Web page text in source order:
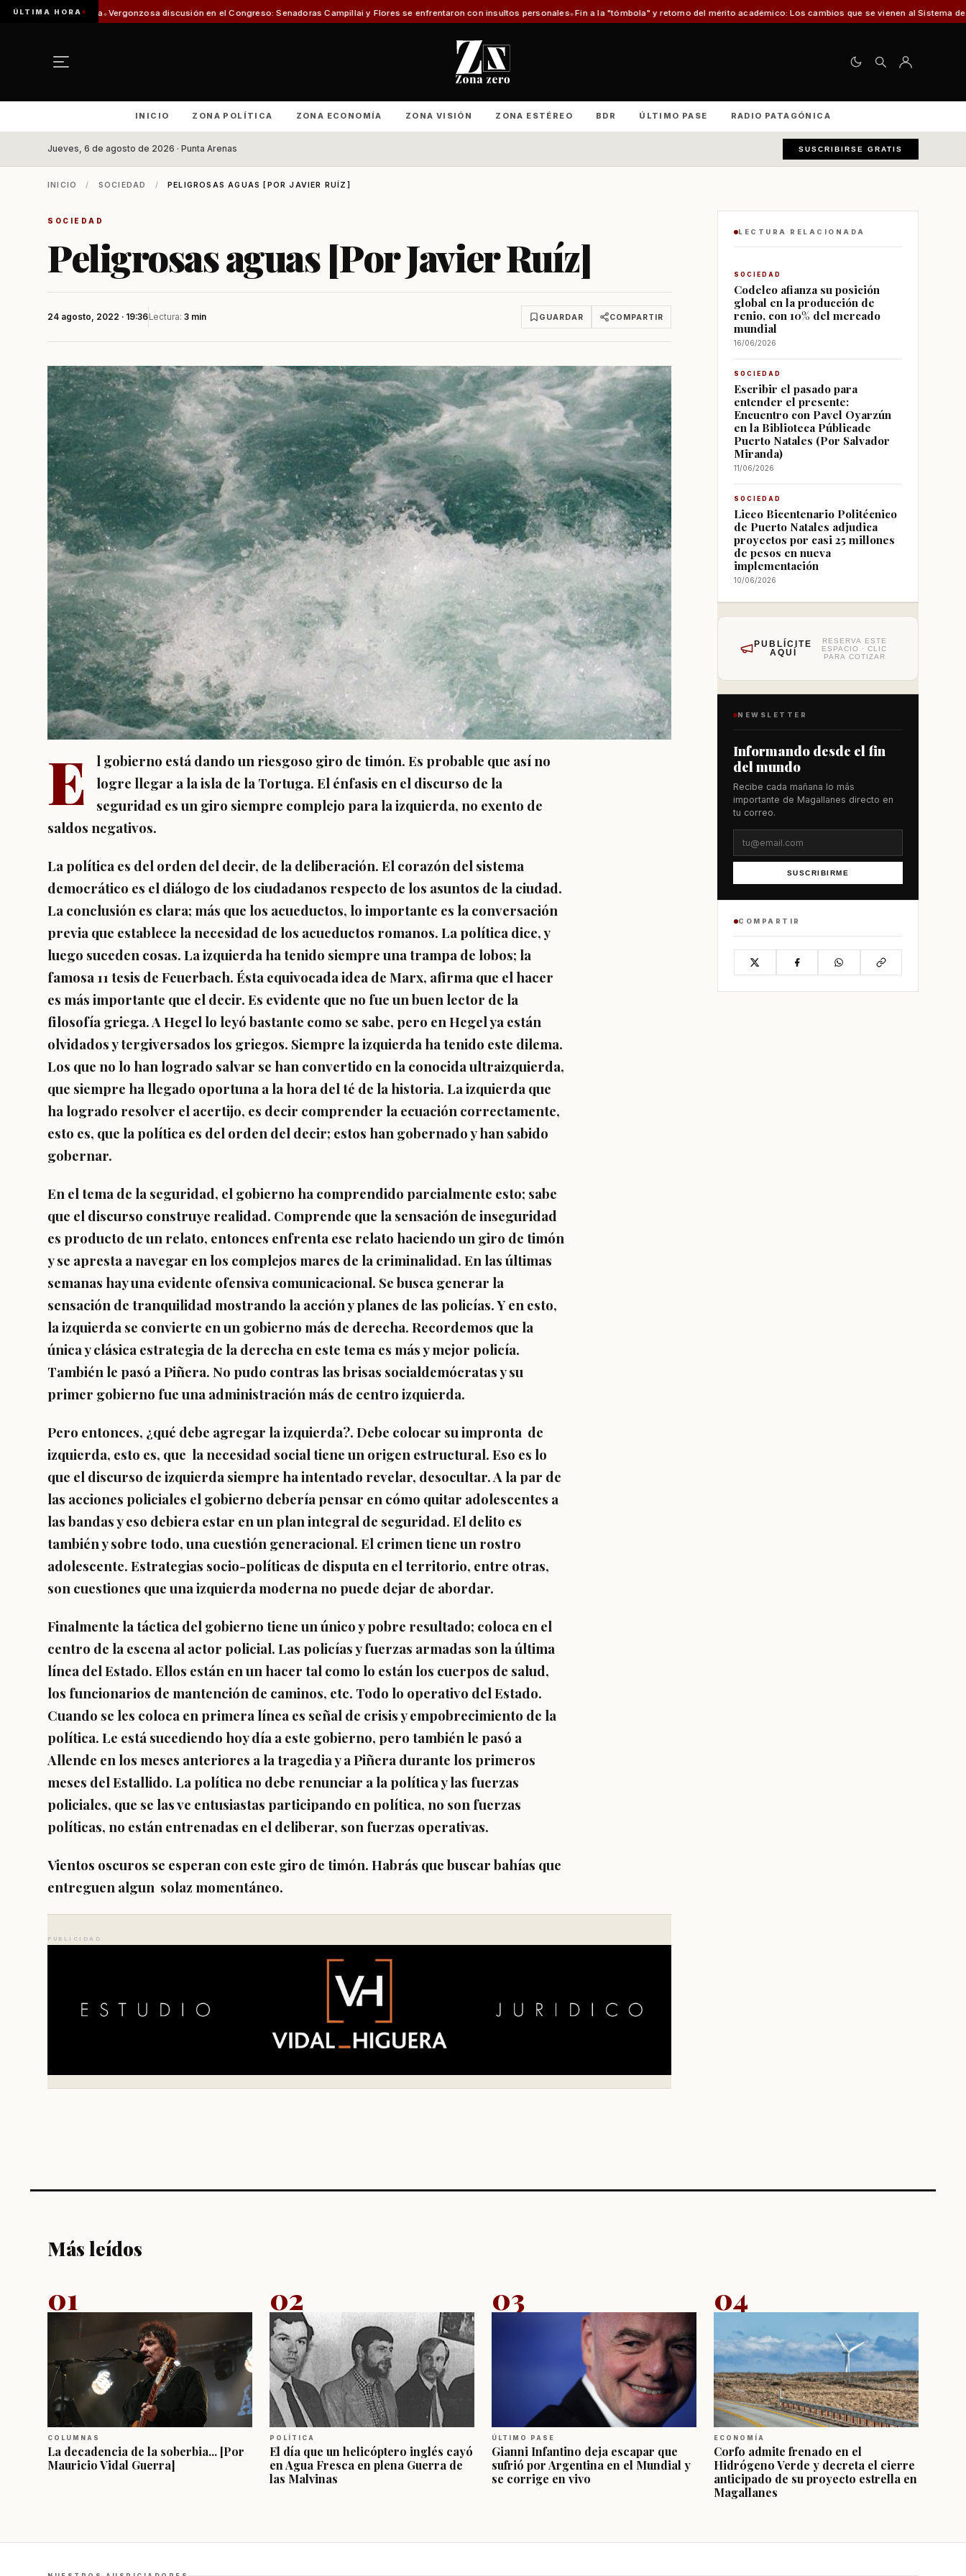
ÚLTIMA HORA
Vergonzosa discusión en el Congreso: Senadoras Campillai y Flores se enfrentaron con insultos personales Fin a la "tómbola" y retorno del mérito académico: Los cambios que se vienen al Sistema de Admisión Escolar
INICIO ZONA POLÍTICA ZONA ECONOMÍA ZONA VISIÓN ZONA ESTÉREO BDR ÚLTIMO PASE RADIO PATAGÓNICA
Jueves, 6 de agosto de 2026 · Punta Arenas SUSCRIBIRSE GRATIS
INICIO / SOCIEDAD / PELIGROSAS AGUAS [POR JAVIER RUÍZ]
SOCIEDAD
Peligrosas aguas [Por Javier Ruíz]
24 agosto, 2022 · 19:36Lectura: 3 min GUARDAR COMPARTIR
E
l gobierno está dando un riesgoso giro de timón. Es probable que así no
logre llegar a la isla de la Tortuga. El énfasis en el discurso de la
seguridad es un giro siempre complejo para la izquierda, no exento de
saldos negativos.
La política es del orden del decir, de la deliberación. El corazón del sistema
democrático es el diálogo de los ciudadanos respecto de los asuntos de la ciudad.
La conclusión es clara; más que los acueductos, lo importante es la conversación
previa que establece la necesidad de los acueductos romanos. La política dice, y
luego suceden cosas. La izquierda ha tenido siempre una trampa de lobos; la
famosa 11 tesis de Feuerbach. Ésta equivocada idea de Marx, afirma que el hacer
es más importante que el decir. Es evidente que no fue un buen lector de la
filosofía griega. A Hegel lo leyó bastante como se sabe, pero en Hegel ya están
olvidados y tergiversados los griegos. Siempre la izquierda ha tenido este dilema.
Los que no lo han logrado salvar se han convertido en la conocida ultraizquierda,
que siempre ha llegado oportuna a la hora del té de la historia. La izquierda que
ha logrado resolver el acertijo, es decir comprender la ecuación correctamente,
esto es, que la política es del orden del decir; estos han gobernado y han sabido
gobernar.
En el tema de la seguridad, el gobierno ha comprendido parcialmente esto; sabe
que el discurso construye realidad. Comprende que la sensación de inseguridad
es producto de un relato, entonces enfrenta ese relato haciendo un giro de timón
y se apresta a navegar en los complejos mares de la criminalidad. En las últimas
semanas hay una evidente ofensiva comunicacional. Se busca generar la
sensación de tranquilidad mostrando la acción y planes de las policías. Y en esto,
la izquierda se convierte en un gobierno más de derecha. Recordemos que la
única y clásica estrategia de la derecha en este tema es más y mejor policía.
También le pasó a Piñera. No pudo contras las brisas socialdemócratas y su
primer gobierno fue una administración más de centro izquierda.
Pero entonces, ¿qué debe agregar la izquierda?. Debe colocar su impronta de
izquierda, esto es, que la necesidad social tiene un origen estructural. Eso es lo
que el discurso de izquierda siempre ha intentado revelar, desocultar. A la par de
las acciones policiales el gobierno debería pensar en cómo quitar adolescentes a
las bandas y eso debiera estar en un plan integral de seguridad. El delito es
también y sobre todo, una cuestión generacional. El crimen tiene un rostro
adolescente. Estrategias socio-políticas de disputa en el territorio, entre otras,
son cuestiones que una izquierda moderna no puede dejar de abordar.
Finalmente la táctica del gobierno tiene un único y pobre resultado; coloca en el
centro de la escena al actor policial. Las policías y fuerzas armadas son la última
línea del Estado. Ellos están en un hacer tal como lo están los cuerpos de salud,
los funcionarios de mantención de caminos, etc. Todo lo operativo del Estado.
Cuando se les coloca en primera línea es señal de crisis y empobrecimiento de la
política. Le está sucediendo hoy día a este gobierno, pero también le pasó a
Allende en los meses anteriores a la tragedia y a Piñera durante los primeros
meses del Estallido. La política no debe renunciar a la política y las fuerzas
policiales, que se las ve entusiastas participando en política, no son fuerzas
políticas, no están entrenadas en el deliberar, son fuerzas operativas.
Vientos oscuros se esperan con este giro de timón. Habrás que buscar bahías que
entreguen algun solaz momentáneo.
PUBLICIDAD
LECTURA RELACIONADA
SOCIEDAD
Codelco afianza su posición
global en la producción de
renio, con 10% del mercado
mundial
16/06/2026
SOCIEDAD
Escribir el pasado para
entender el presente:
Encuentro con Pavel Oyarzún
en la Biblioteca Públicade
Puerto Natales (Por Salvador
Miranda)
11/06/2026
SOCIEDAD
Liceo Bicentenario Politécnico
de Puerto Natales adjudica
proyectos por casi 25 millones
de pesos en nueva
implementación
10/06/2026
PUBLÍCITE
AQUÍ
RESERVA ESTE
ESPACIO · CLIC
PARA COTIZAR
NEWSLETTER
Informando desde el fin
del mundo
Recibe cada mañana lo más
importante de Magallanes directo en
tu correo.
SUSCRIBIRME
COMPARTIR
Más leídos
01
COLUMNAS
La decadencia de la soberbia... [Por
Mauricio Vidal Guerra]
02
POLÍTICA
El día que un helicóptero inglés cayó
en Agua Fresca en plena Guerra de
las Malvinas
03
ÚLTIMO PASE
Gianni Infantino deja escapar que
sufrió por Argentina en el Mundial y
se corrige en vivo
04
ECONOMÍA
Corfo admite frenado en el
Hidrógeno Verde y decreta el cierre
anticipado de su proyecto estrella en
Magallanes